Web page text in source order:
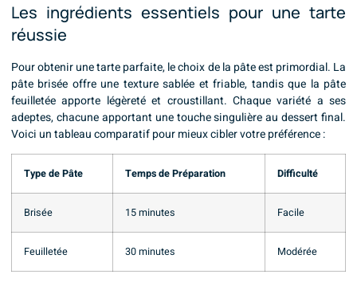
Les ingrédients essentiels pour une tarte
réussie
Pour obtenir une tarte parfaite, le choix de la pâte est primordial. La
pâte brisée offre une texture sablée et friable, tandis que la pâte
feuilletée apporte légèreté et croustillant. Chaque variété a ses
adeptes, chacune apportant une touche singulière au dessert final.
Voici un tableau comparatif pour mieux cibler votre préférence :
Type de Pâte Temps de Préparation Difficulté
Brisée 15 minutes Facile
Feuilletée 30 minutes Modérée